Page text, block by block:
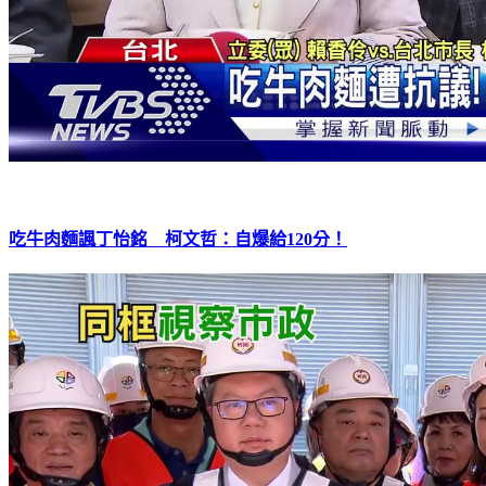
吃牛肉麵諷丁怡銘 柯文哲：自爆給120分！